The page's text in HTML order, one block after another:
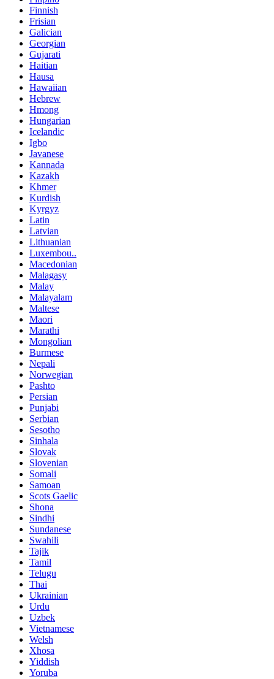
Finnish
Frisian
Galician
Georgian
Gujarati
Haitian
Hausa
Hawaiian
Hebrew
Hmong
Hungarian
Icelandic
Igbo
Javanese
Kannada
Kazakh
Khmer
Kurdish
Kyrgyz
Latin
Latvian
Lithuanian
Luxembou..
Macedonian
Malagasy
Malay
Malayalam
Maltese
Maori
Marathi
Mongolian
Burmese
Nepali
Norwegian
Pashto
Persian
Punjabi
Serbian
Sesotho
Sinhala
Slovak
Slovenian
Somali
Samoan
Scots Gaelic
Shona
Sindhi
Sundanese
Swahili
Tajik
Tamil
Telugu
Thai
Ukrainian
Urdu
Uzbek
Vietnamese
Welsh
Xhosa
Yiddish
Yoruba